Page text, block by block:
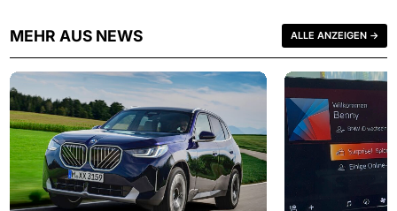
MEHR AUS NEWS ALLE ANZEIGEN →